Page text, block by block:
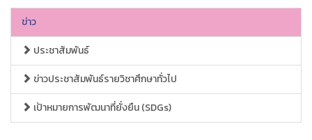
ข่าว
ประชาสัมพันธ์
ข่าวประชาสัมพันธ์รายวิชาศึกษาทั่วไป
เป้าหมายการพัฒนาที่ยั่งยืน (SDGs)